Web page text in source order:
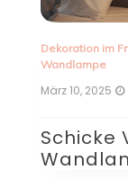
Stehlampe/
Juli 16, 2024